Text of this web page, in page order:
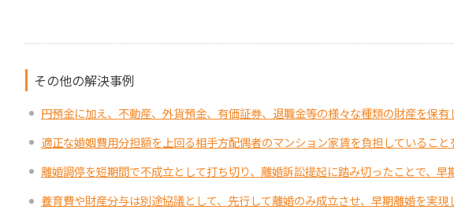
その他の解決事例
円預金に加え、不動産、外貨預金、有価証券、退職金等の様々な種類の財産を保
適正な婚姻費用分担額を上回る相手方配偶者のマンション家賃を負担しているこ
離婚調停を短期間で不成立として打ち切り、離婚訴訟提起に踏み切ったことで、
養育費や財産分与は別途協議として、先行して離婚のみ成立させ、早期離婚を実現